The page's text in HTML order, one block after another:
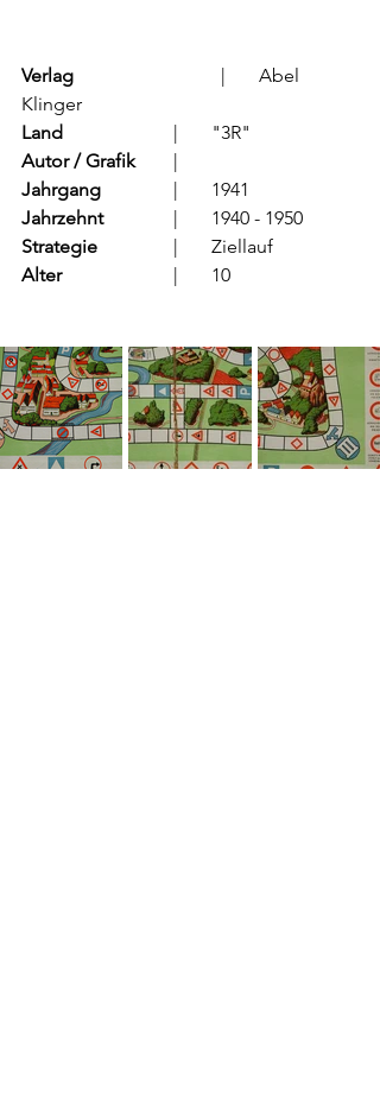
Verlag
Klinger
Land
			  |	"3R"
Autor / Grafik
Jahrgang
		  |	1941
Jahrzehnt
		  |	1940 - 1950
Strategie
Alter
			  |	10